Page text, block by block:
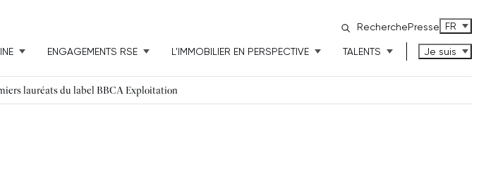
RecherchePresse FR
ENGAGEMENTS RSE L'IMMOBILIER EN PERSPECTIVE TALENTS Je suis
lauréats du label BBCA Exploitation